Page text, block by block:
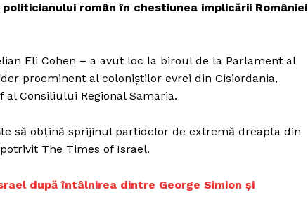
român în chestiunea implicării României
Eli Cohen – a avut loc la biroul de la Parlament al
proeminent al coloniștilor evrei din Cisiordania,
Consiliului Regional Samaria.
să obțină sprijinul partidelor de extremă dreapta din
The Times of Israel.
după întâlnirea dintre George Simion și